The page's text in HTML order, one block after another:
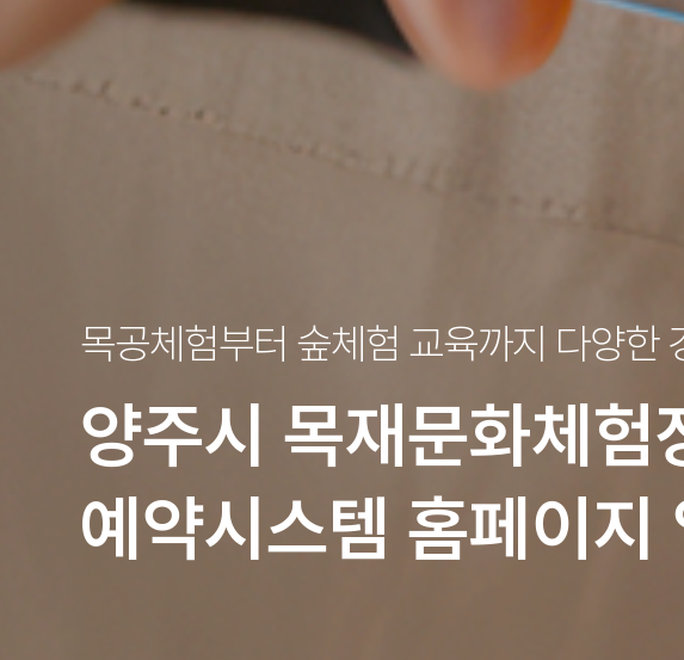
목공체험부터 숲체험 교육까지 다양한
양주시 목재문화체험
예약시스템 홈페이지